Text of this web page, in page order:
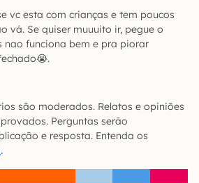
vc esta com crianças e tem poucos
vá. Se quiser muuuito ir, pegue o
nao funciona bem e pra piorar
são moderados. Relatos e opiniões
Perguntas serão
e resposta. Entenda os
.